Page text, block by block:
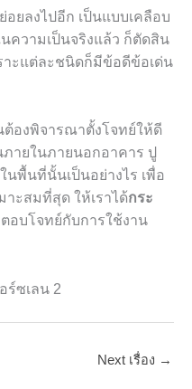
อยลงไปอีก เป็นแบบเคลือบ
ความเป็นจริงแล้ว ก็ตัดสิน
าะแต่ละชนิดก็มีข้อดีข้อเด่น
องพิจารณาตั้งโจทย์ให้ดี
ายในภายนอกอาคาร ปู
พื้นที่นั้นเป็นอย่างไร เพื่อ
าะสมที่สุด ให้เราได้กระ
อบโจทย์กับการใช้งาน
Next เรื่อง →